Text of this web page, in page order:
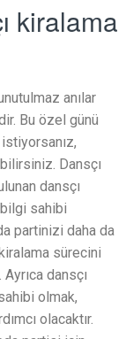
kiralama
anılar
Bu özel günü
Dansçı
dansçı
sahibi
partinizi daha da
sürecini
dansçı
olmak,
olacaktır.